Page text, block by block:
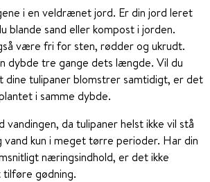
i en veldrænet jord. Er din jord leret
blande sand eller kompost i jorden.
være fri for sten, rødder og ukrudt.
dybde tre gange dets længde. Vil du
dine tulipaner blomstrer samtidigt, er det
i samme dybde.
vandingen, da tulipaner helst ikke vil stå
kun i meget tørre perioder. Har din
næringsindhold, er det ikke
gødning.